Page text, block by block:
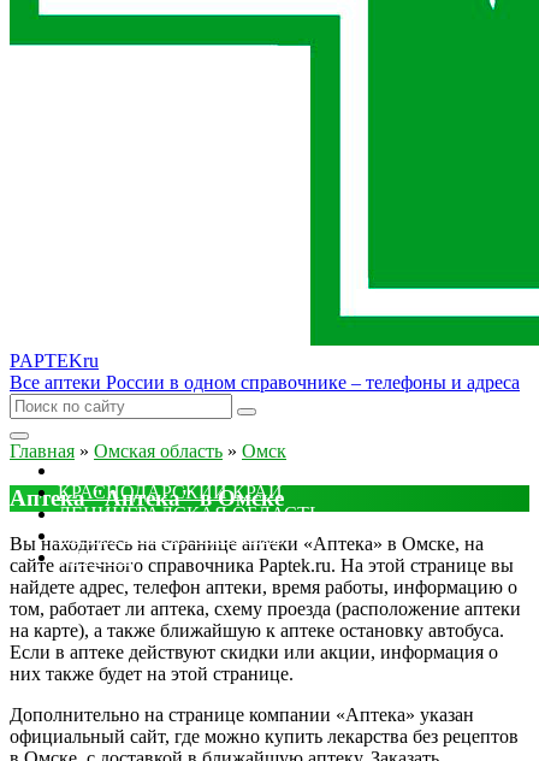
PAPTEKru
Все аптеки России в одном справочнике – телефоны и адреса
КРАСНОДАРСКИЙ КРАЙ
ЛЕНИНГРАДСКАЯ ОБЛАСТЬ
ДРУГИЕ
Главная » Омская область » Омск
Аптека "Аптека" в Омске
Вы находитесь на странице аптеки «Аптека» в Омске, на
сайте аптечного справочника Paptek.ru. На этой странице вы
найдете адрес, телефон аптеки, время работы, информацию о
том, работает ли аптека, схему проезда (расположение аптеки
на карте), а также ближайшую к аптеке остановку автобуса.
Если в аптеке действуют скидки или акции, информация о
них также будет на этой странице.
Дополнительно на странице компании «Аптека» указан
официальный сайт, где можно купить лекарства без рецептов